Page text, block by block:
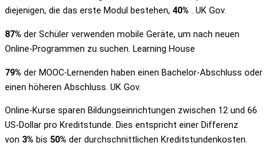
diejenigen, die das erste Modul bestehen, 40% . UK Gov.
87% der Schüler verwenden mobile Geräte, um nach neuen
Online-Programmen zu suchen. Learning House
79% der MOOC-Lernenden haben einen Bachelor-Abschluss oder
einen höheren Abschluss. UK Gov.
Online-Kurse sparen Bildungseinrichtungen zwischen 12 und 66
US-Dollar pro Kreditstunde. Dies entspricht einer Differenz
von 3% bis 50% der durchschnittlichen Kreditstundenkosten.